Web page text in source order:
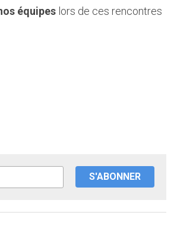
équipes lors de ces rencontres
S'ABONNER